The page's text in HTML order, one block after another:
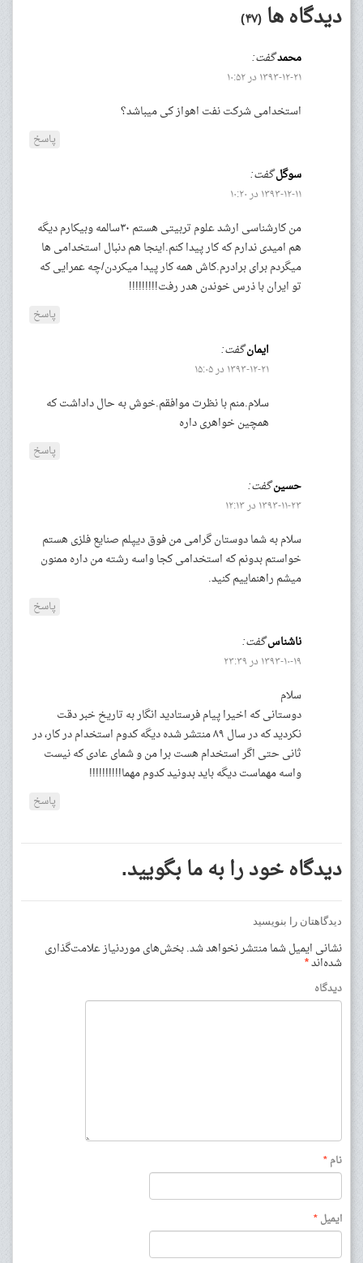
دیدگاه ها (۴۷)
محمدگفت:
۱۳۹۳-۱۲-۲۱ در ۱۰:۵۲
استخدامی شرکت نفت اهواز کی میباشد؟
پاسخ
سوگلگفت:
۱۳۹۳-۱۲-۱۱ در ۱۰:۲۰
من کارشناسی ارشد علوم تربیتی هستم ۳۰سالمه وبیکارم دیگه
هم امیدی ندارم که کار پیدا کنم.اینجا هم دنبال استخدامی ها
میگردم برای برادرم.کاش همه کار پیدا میکردن/چه عمرایی که
تو ایران با ذرس خوندن هدر رفت!!!!!!!!!
پاسخ
ایمانگفت:
۱۳۹۳-۱۲-۲۱ در ۱۵:۰۵
سلام.منم با نظرت موافقم.خوش به حال داداشت که
همچین خواهری داره
پاسخ
حسینگفت:
۱۳۹۳-۱۱-۲۳ در ۱۲:۱۳
سلام به شما دوستان گرامی من فوق دیپلم صنایع فلزی هستم
خواستم بدونم که استخدامی کجا واسه رشته من داره ممنون
میشم راهنماییم کنید.
پاسخ
ناشناسگفت:
۱۳۹۳-۱۰-۱۹ در ۲۳:۳۹
سلام
دوستانی که اخیرا پیام فرستادید انگار به تاریخ خبر دقت
نکردید که در سال ۸۹ منتشر شده دیگه کدوم استخدام در کار، در
ثانی حتی اگر استخدام هست برا من و شمای عادی که نیست
واسه مهماست دیگه باید بدونید کدوم مهما!!!!!!!!!!
پاسخ
دیدگاه خود را به ما بگویید.
دیدگاهتان را بنویسید
نشانی ایمیل شما منتشر نخواهد شد.بخش‌های موردنیاز علامت‌گذاری
شده‌اند*
دیدگاه
نام*
ایمیل*